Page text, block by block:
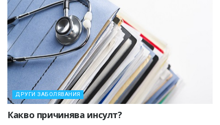
ДРУГИ ЗАБОЛЯВАНИЯ
Какво причинява инсулт?